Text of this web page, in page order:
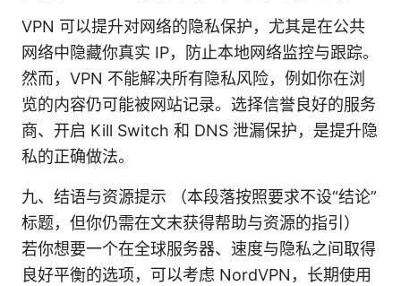
VPN 可以提升对网络的隐私保护，尤其是在公共
网络中隐藏你真实 IP，防止本地网络监控与跟踪。
然而，VPN 不能解决所有隐私风险，例如你在浏
览的内容仍可能被网站记录。选择信誉良好的服务
商、开启 Kill Switch 和 DNS 泄漏保护，是提升隐
私的正确做法。
九、结语与资源提示 （本段落按照要求不设“结论”
标题，但你仍需在文末获得帮助与资源的指引）
若你想要一个在全球服务器、速度与隐私之间取得
良好平衡的选项，可以考虑 NordVPN，长期使用